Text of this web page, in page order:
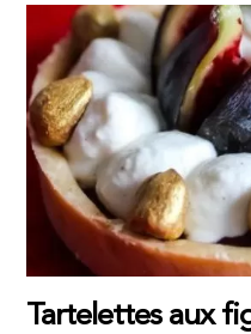
Tartelettes aux